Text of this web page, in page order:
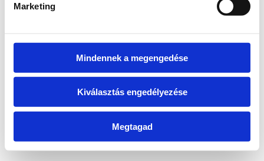
Marketing
Mindennek a megengedése
Kiválasztás engedélyezése
Megtagad